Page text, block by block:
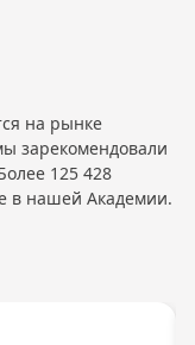
на рынке
зарекомендовали
125 428
в нашей Академии.